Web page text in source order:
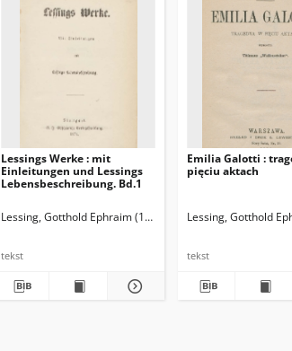
Lessings Werke : mit
Einleitungen und Lessings
Lebensbeschreibung. Bd.1
Lessing, Gotthold Ephraim (1729-1781)
tekst
Emilia Galotti :
pięciu aktach
Lessing, Gotthold
tekst